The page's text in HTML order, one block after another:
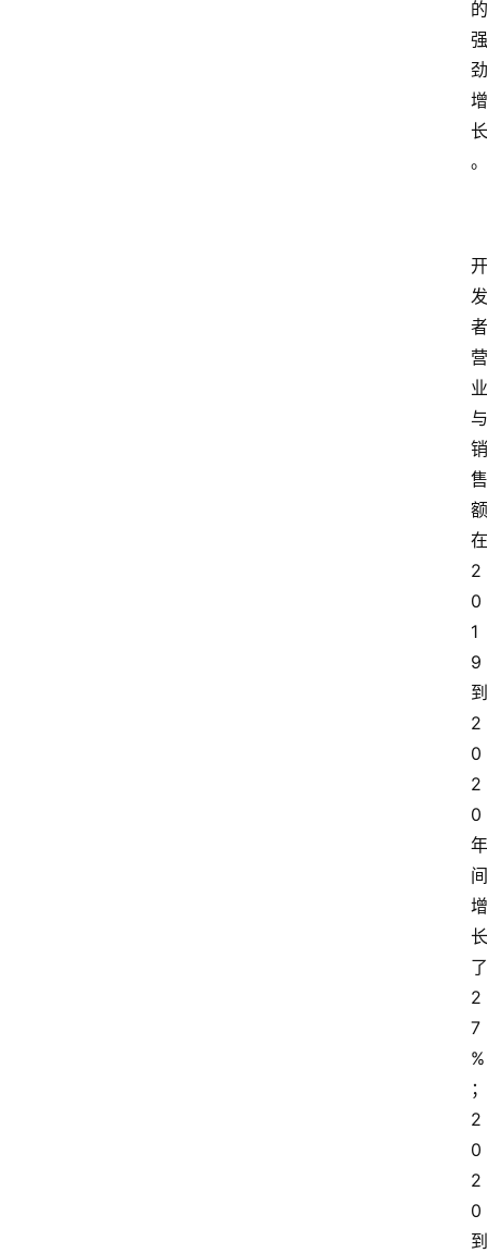
的
强
劲
增
长
。
开
发
者
营
业
与
销
售
额
在
2
0
1
9
到
2
0
2
0
年
间
增
长
了
2
7
%
；
2
0
2
0
到